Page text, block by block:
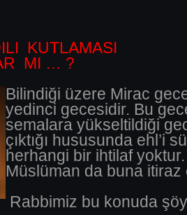
KUTLAMASI
MI … ?
Bilindiği üzere Mirac
yedinci gecesidir. Bu
semalara yükseltildiği
çıktığı hususunda ehl’i
herhangi bir ihtilaf
Müslüman da buna
Rabbimiz bu konuda